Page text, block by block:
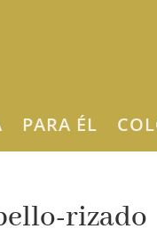
PARA ÉL
rizado